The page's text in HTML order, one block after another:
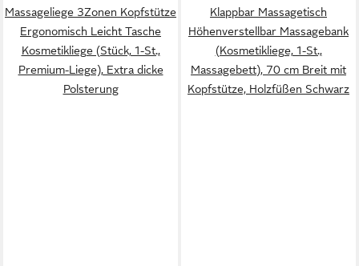
Massageliege 3Zonen Kopfstütze
Ergonomisch Leicht Tasche
Kosmetikliege (Stück, 1-St.,
Premium-Liege), Extra dicke
Polsterung
Klappbar Massagetisch
Höhenverstellbar Massagebank
(Kosmetikliege, 1-St.,
Massagebett), 70 cm Breit mit
Kopfstütze, Holzfüßen Schwarz